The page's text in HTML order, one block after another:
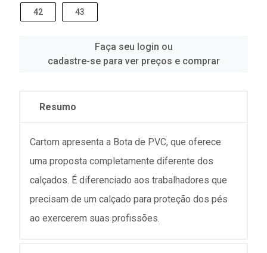
42 43
Faça seu login ou
cadastre-se para ver preços e comprar
Resumo
Cartom apresenta a Bota de PVC, que oferece
uma proposta completamente diferente dos
calçados. É diferenciado aos trabalhadores que
precisam de um calçado para proteção dos pés
ao exercerem suas profissões.